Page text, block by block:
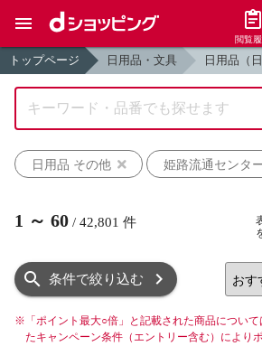
閲覧
トップページ 日用品・文具 日用品（
日用品 その他
姫路流通センタ
1 ～ 60 / 42,801 件
条件で絞り込む
※ 「ポイント最大○倍」と記載された商品につい
たキャンペーン条件（エントリー含む）により